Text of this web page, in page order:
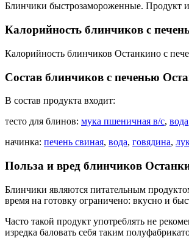
Блинчики быстрозамороженные. Продукт
Калорийность блинчиков с
Калорийность блинчиков Останкино с
Состав блинчиков с печенью
В состав продукта входит:
тесто для блинов: мука пшеничная в/с, вода
начинка: печень свиная, вода, говядина,
Польза и вред блинчиков
Блинчики являются питательным
время на готовку ограничено: вкусно и
Часто такой продукт употреблять не
изредка баловать себя таким